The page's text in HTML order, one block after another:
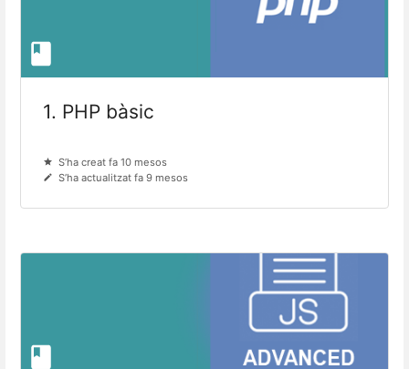
1. PHP bàsic
S’ha creat fa 10 mesos
S’ha actualitzat fa 9 mesos